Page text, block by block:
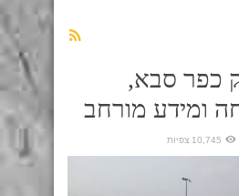
כפר סבא,
ומידע מורחב
10,745 צפיות